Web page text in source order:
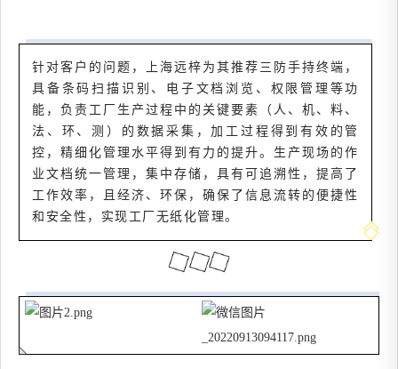
针对客户的问题，上海远梓为其推荐三防手持终端，
具备条码扫描识别、电子文档浏览、权限管理等功
能，负责工厂生产过程中的关键要素（人、机、料、
法、环、测）的数据采集，加工过程得到有效的管
控，精细化管理水平得到有力的提升。生产现场的作
业文档统一管理，集中存储，具有可追溯性，提高了
工作效率，且经济、环保，确保了信息流转的便捷性
和安全性，实现工厂无纸化管理。